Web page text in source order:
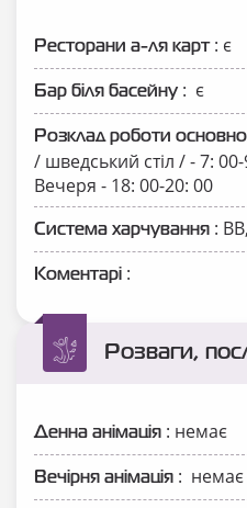
Ресторани а-ля карт: є
Бар біля басейну : є
Розклад роботи
/ шведський стіл / - 7:
Вечеря - 18: 00-20: 00
Система харчування :
Коментарі :
Розваги,
Денна анімація : немає
Вечірня анімація : немає